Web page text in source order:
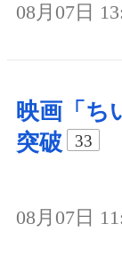
08月07日
映画「ち
突破
33
08月07日